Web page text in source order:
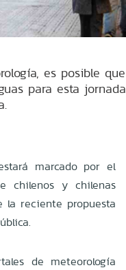
es posible que
para esta jornada
marcado por el
chilenos y chilenas
la reciente propuesta
de meteorología